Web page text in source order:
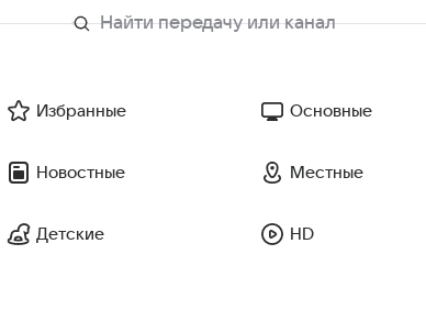
Избранные Основные
Новостные Местные
Детские HD